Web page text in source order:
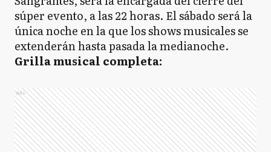
súper evento, a las 22 horas. El sábado será la
única noche en la que los shows musicales se
extenderán hasta pasada la medianoche.
Grilla musical completa:
Ads